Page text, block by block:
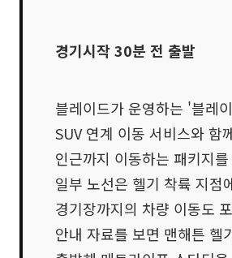
경기시작 30분 전 출발
블레이드가 운영하는 '블레
SUV 연계 이동 서비스와 함
인근까지 이동하는 패키지
일부 노선은 헬기 착륙 지점
경기장까지의 차량 이동도
안내 자료를 보면 맨해튼 헬